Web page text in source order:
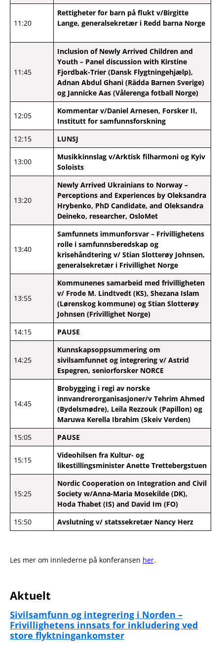
11:20
Rettigheter for barn på flukt v/Birgitte
Lange, generalsekretær i Redd barna Norge
11:45
Inclusion of Newly Arrived Children and
Youth – Panel discussion with Kirstine
Fjordbak-Trier (Dansk Flygtningehjælp),
Adnan Abdul Ghani (Rädda Barnen Sverige)
og Jannicke Aas (Vålerenga fotball Norge)
12:05
Kommentar v/Daniel Arnesen, Forsker II,
Institutt for samfunnsforskning
12:15
LUNSJ
13:00
Musikkinnslag v/Arktisk filharmoni og Kyiv
Soloists
13:20
Newly Arrived Ukrainians to Norway –
Perceptions and Experiences by Oleksandra
Hrybenko, PhD Candidate, and Oleksandra
Deineko, researcher, OsloMet
13:40
Samfunnets immunforsvar – Frivillighetens
rolle i samfunnsberedskap og
krisehåndtering v/ Stian Slotterøy Johnsen,
generalsekretær i Frivillighet Norge
13:55
Kommunenes samarbeid med frivilligheten
v/ Frode M. Lindtvedt (KS), Shezana Islam
(Lørenskog kommune) og Stian Slotterøy
Johnsen (Frivillighet Norge)
14:15
PAUSE
14:25
Kunnskapsoppsummering om
sivilsamfunnet og integrering v/ Astrid
Espegren, seniorforsker NORCE
14:45
Brobygging i regi av norske
innvandrerorganisasjoner/v Tehrim Ahmed
(Bydelsmødre), Leïla Rezzouk (Papillon) og
Maruwa Kerella Ibrahim (Skeiv Verden)
15:05
PAUSE
15:15
Videohilsen fra Kultur- og
likestillingsminister Anette Trettebergstuen
15:25
Nordic Cooperation on Integration and Civil
Society w/Anna-Maria Mosekilde (DK),
Hoda Thabet (IS) and David Im (FO)
15:50
Avslutning v/ statssekretær Nancy Herz
Les mer om innlederne på konferansen her.
Aktuelt
Sivilsamfunn og integrering i Norden –
Frivillighetens innsats for inkludering ved
store flyktningankomster